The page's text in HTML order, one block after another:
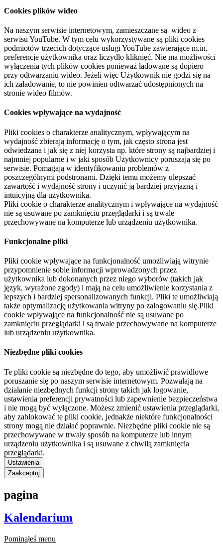
Cookies plików wideo
Na naszym serwisie internetowym, zamieszczane są wideo z
serwisu YouTube. W tym celu wykorzystywane są pliki cookies
podmiotów trzecich dotyczące usługi YouTube zawierające m.in.
preferencje użytkownika oraz liczydło kliknięć. Nie ma możliwości
wyłączenia tych plików cookies ponieważ ładowane są dopiero
przy odtwarzaniu wideo. Jeżeli więc Użytkownik nie godzi się na
ich załadowanie, to nie powinien odtwarzać udostępnionych na
stronie wideo filmów.
Cookies wpływające na wydajność
Pliki cookies o charakterze analitycznym, wpływającym na
wydajność zbierają informację o tym, jak często strona jest
odwiedzana i jak się z niej korzysta np. które strony są najbardziej i
najmniej popularne i w jaki sposób Użytkownicy poruszają się po
serwisie. Pomagają w identyfikowaniu problemów z
poszczególnymi podstronami. Dzięki temu możemy ulepszać
zawartość i wydajność strony i uczynić ją bardziej przyjazną i
intuicyjną dla użytkownika.
Pliki cookie o charakterze analitycznym i wpływające na wydajność
nie są usuwane po zamknięciu przeglądarki i są trwale
przechowywane na komputerze lub urządzeniu użytkownika.
Funkcjonalne pliki
Pliki cookie wpływające na funkcjonalność umożliwiają witrynie
przypomnienie sobie informacji wprowadzonych przez
użytkownika lub dokonanych przez niego wyborów (takich jak
język, wyrażone zgody) i mają na celu umożliwienie korzystania z
lepszych i bardziej spersonalizowanych funkcji. Pliki te umożliwiają
także optymalizację użytkowania witryny po zalogowaniu się.Pliki
cookie wpływające na funkcjonalność nie są usuwane po
zamknięciu przeglądarki i są trwale przechowywane na komputerze
lub urządzeniu użytkownika.
Niezbędne pliki cookies
Te pliki cookie są niezbędne do tego, aby umożliwić prawidłowe
poruszanie się po naszym serwisie internetowym. Pozwalają na
działanie niezbędnych funkcji strony takich jak logowanie,
ustawienia preferencji prywatności lub zapewnienie bezpieczeństwa
i nie mogą być wyłączone. Możesz zmienić ustawienia przeglądarki,
aby zablokować te pliki cookie, jednakże niektóre funkcjonalności
strony mogą nie działać poprawnie. Niezbędne pliki cookie nie są
przechowywane w trwały sposób na komputerze lub innym
urządzeniu użytkownika i są usuwane z chwilą zamknięcia
przeglądarki.
Ustawienia
Zaakceptuj
pagina
Kalendarium
Pominąłeś menu